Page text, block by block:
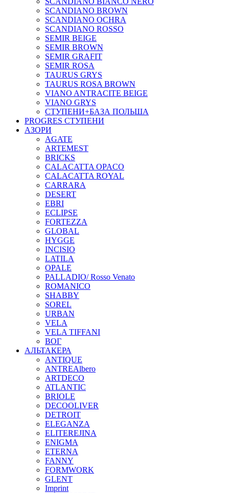
SCANDIANO BROWN
SCANDIANO OCHRA
SCANDIANO ROSSO
SEMIR BEIGE
SEMIR BROWN
SEMIR GRAFIT
SEMIR ROSA
TAURUS GRYS
TAURUS ROSA BROWN
VIANO ANTRACITE BEIGE
VIANO GRYS
СТУПЕНИ+БАЗА ПОЛЬША
PROGRES СТУПЕНИ
АЗОРИ
AGATE
ARTEMEST
BRICKS
CALACATTA OPACO
CALACATTA ROYAL
CARRARA
DESERT
EBRI
ECLIPSE
FORTEZZA
GLOBAL
HYGGE
INCISIO
LATILA
OPALE
PALLADIO/ Rosso Venato
ROMANICO
SHABBY
SOREL
URBAN
VELA
VELA TIFFANI
ВОГ
АЛЬТАКЕРА
ANTIQUE
ANTREAlbero
ARTDECO
ATLANTIC
BRIOLE
DECOOLIVER
DETROIT
ELEGANZA
ELITEREJINA
ENIGMA
ETERNA
FANNY
FORMWORK
GLENT
Imprint